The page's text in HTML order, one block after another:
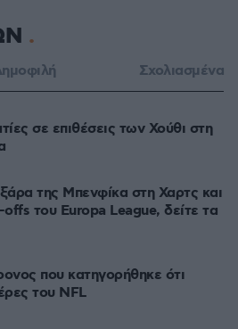
Σχολιασμένα
σε επιθέσεις των Χούθι στη
της Μπενφίκα στη Χαρτς και
του Europa League, δείτε τα
που κατηγορήθηκε ότι
του NFL